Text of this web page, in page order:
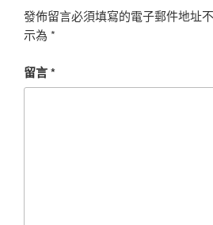
發佈留言必須填寫的電子郵件地址
示為 *
留言*